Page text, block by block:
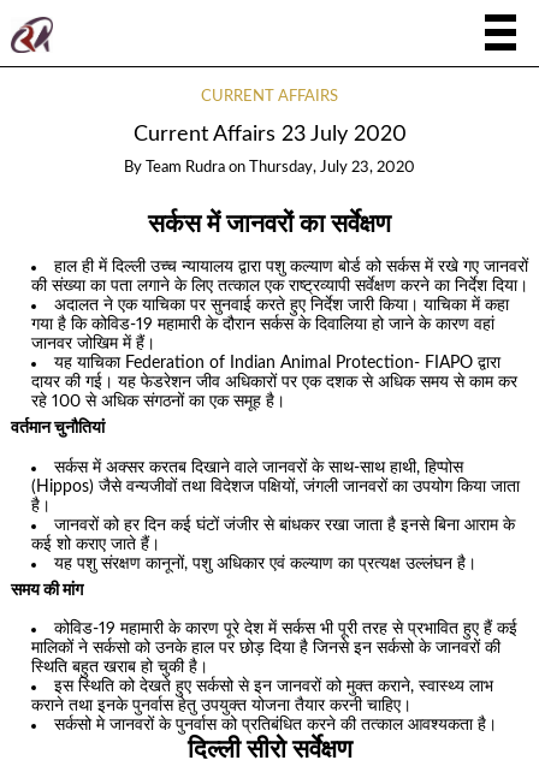
CURRENT AFFAIRS
Current Affairs 23 July 2020
By Team Rudra on Thursday, July 23, 2020
सर्कस में जानवरों का सर्वेक्षण
हाल ही में दिल्ली उच्च न्यायालय द्वारा पशु कल्याण बोर्ड को सर्कस में रखे गए जानवरों
की संख्या का पता लगाने के लिए तत्काल एक राष्ट्रव्यापी सर्वेक्षण करने का निर्देश दिया।
अदालत ने एक याचिका पर सुनवाई करते हुए निर्देश जारी किया। याचिका में कहा
गया है कि कोविड-19 महामारी के दौरान सर्कस के दिवालिया हो जाने के कारण वहां
जानवर जोखिम में हैं।
यह याचिका Federation of Indian Animal Protection- FIAPO द्वारा
दायर की गई। यह फेडरेशन जीव अधिकारों पर एक दशक से अधिक समय से काम कर
रहे 100 से अधिक संगठनों का एक समूह है।
वर्तमान चुनौतियां
सर्कस में अक्सर करतब दिखाने वाले जानवरों के साथ-साथ हाथी, हिप्पोस
(Hippos) जैसे वन्यजीवों तथा विदेशज पक्षियों, जंगली जानवरों का उपयोग किया जाता
है।
जानवरों को हर दिन कई घंटों जंजीर से बांधकर रखा जाता है इनसे बिना आराम के
कई शो कराए जाते हैं।
यह पशु संरक्षण कानूनों, पशु अधिकार एवं कल्याण का प्रत्यक्ष उल्लंघन है।
समय की मांग
कोविड-19 महामारी के कारण पूरे देश में सर्कस भी पूरी तरह से प्रभावित हुए हैं कई
मालिकों ने सर्कसो को उनके हाल पर छोड़ दिया है जिनसे इन सर्कसो के जानवरों की
स्थिति बहुत खराब हो चुकी है।
इस स्थिति को देखते हुए सर्कसो से इन जानवरों को मुक्त कराने, स्वास्थ्य लाभ
कराने तथा इनके पुनर्वास हेतु उपयुक्त योजना तैयार करनी चाहिए।
सर्कसो मे जानवरों के पुनर्वास को प्रतिबंधित करने की तत्काल आवश्यकता है।
दिल्ली सीरो सर्वेक्षण